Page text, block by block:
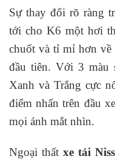
Sự thay đổi rõ ràng
tới cho K6 một hơi
chuốt và tỉ mỉ hơn về
đầu tiên. Với 3 màu
Xanh và Trắng cực
điểm nhấn trên đầu
mọi ánh mắt nhìn.
Ngoại thất xe tải